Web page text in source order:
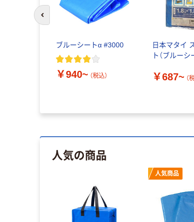
ブルーシートα #3000
￥940~ （税込）
日本マタイ
ト（ブルーシ
￥687~ （
前のスライドへ
人気の商品
人気商品